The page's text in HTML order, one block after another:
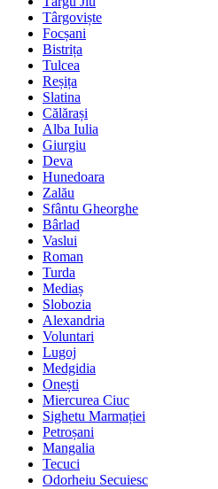
Târgoviște
Focșani
Bistrița
Tulcea
Reșița
Slatina
Călărași
Alba Iulia
Giurgiu
Deva
Hunedoara
Zalău
Sfântu Gheorghe
Bârlad
Vaslui
Roman
Turda
Mediaș
Slobozia
Alexandria
Voluntari
Lugoj
Medgidia
Onești
Miercurea Ciuc
Sighetu Marmației
Petroșani
Mangalia
Tecuci
Odorheiu Secuiesc